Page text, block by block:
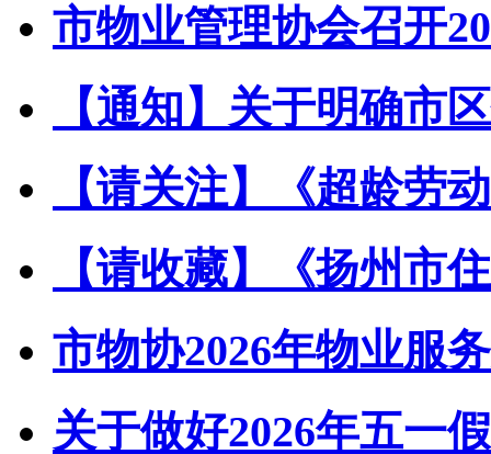
市物业管理协会召开
【通知】关于明确市
【请关注】《超龄劳
【请收藏】《扬州市
市物协2026年物业服
关于做好2026年五一